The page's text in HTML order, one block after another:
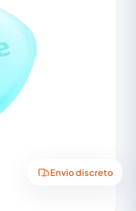
Envio discreto